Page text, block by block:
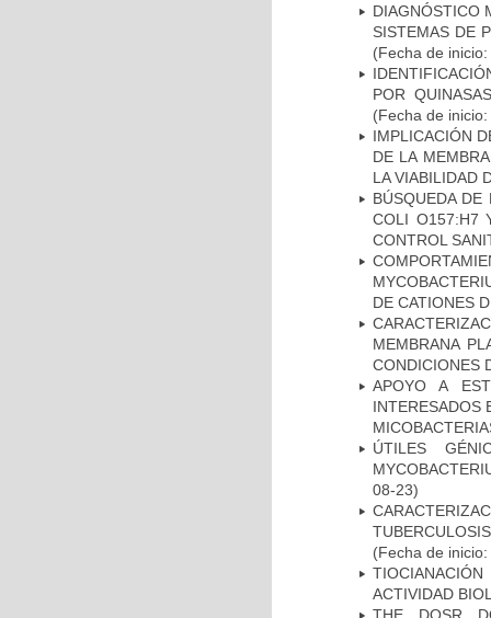
DIAGNÓSTICO
SISTEMAS DE
(Fecha de
POR
(Fecha de
IMPLICACIÓN
DE LA
LA VIABILIDAD
BÚSQUEDA DE
COLI O157:H7
CONTROL
DE CATIONES
MEMBRANA
CONDICIONES
APOYO A
INTERESADOS
ÚTILES
08-23)
(Fecha de
ACTIVIDAD